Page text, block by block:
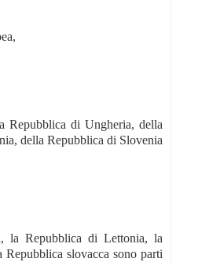
Repubblica di Ungheria, della
della Repubblica di Slovenia
la Repubblica di Lettonia, la
slovacca sono parti